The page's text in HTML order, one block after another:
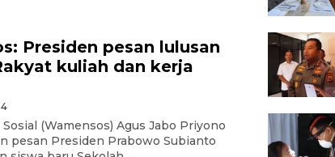
Presiden pesan lulusan
kuliah dan kerja
(Wamensos) Agus Jabo Priyono
pesan Presiden Prabowo Subianto